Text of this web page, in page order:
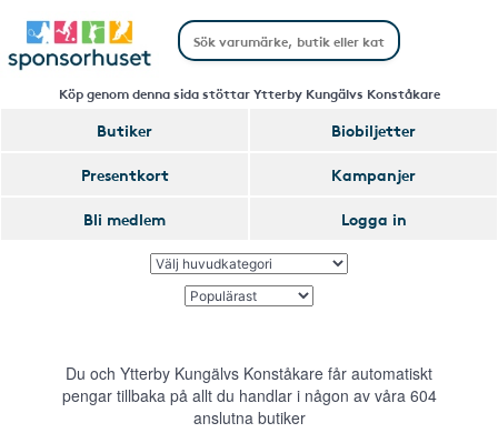
Köp genom denna sida stöttar Ytterby Kungälvs Konståkare
Butiker
Biobiljetter
Presentkort
Kampanjer
Bli medlem
Logga in
Du och Ytterby Kungälvs Konståkare får automatiskt
pengar tillbaka på allt du handlar i någon av våra 604
anslutna butiker